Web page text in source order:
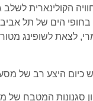
הקולינארית לשלב
בחופי הים של תל
לצאת לשופינג
כיום היצע רב של
סגנונות המטבח